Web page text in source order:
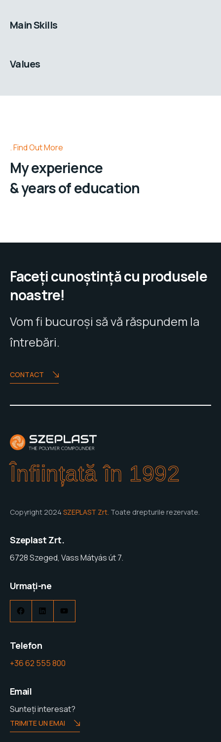
Main Skills
Values
Find Out More
My experience
& years of education
Faceți cunoștință cu produsele
noastre!
Vom fi bucuroși să vă răspundem la
întrebări.
CONTACT
Înființată în 1992
Copyright 2024 SZEPLAST Zrt. Toate drepturile rezervate.
Szeplast Zrt.
6728 Szeged, Vass Mátyás út 7.
Urmați-ne
Facebook
LinkedInYouTube
Telefon
+36 62 555 800
Email
Sunteți interesat?
TRIMITE UN EMAI